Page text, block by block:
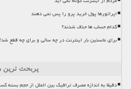
اپراتورها پول خرید پرو را پس نمی دهند
کدام حساب ها حذف شدند؟
برای نخستین بار اینترنت در چه سالی و برای چه قطع
پربحث ترین
دقیقا به اندازه مصرف ترافیک بین الملل از حجم بسته